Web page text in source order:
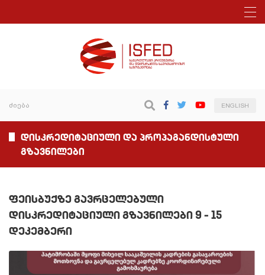
ENGLISH
დისკრედიტაციული და პროპაგანდისტული
გზავნილები
ფეისბუქზე გავრცელებული
დისკრედიტაციული გზავნილები 9 – 15
დეკემბერი